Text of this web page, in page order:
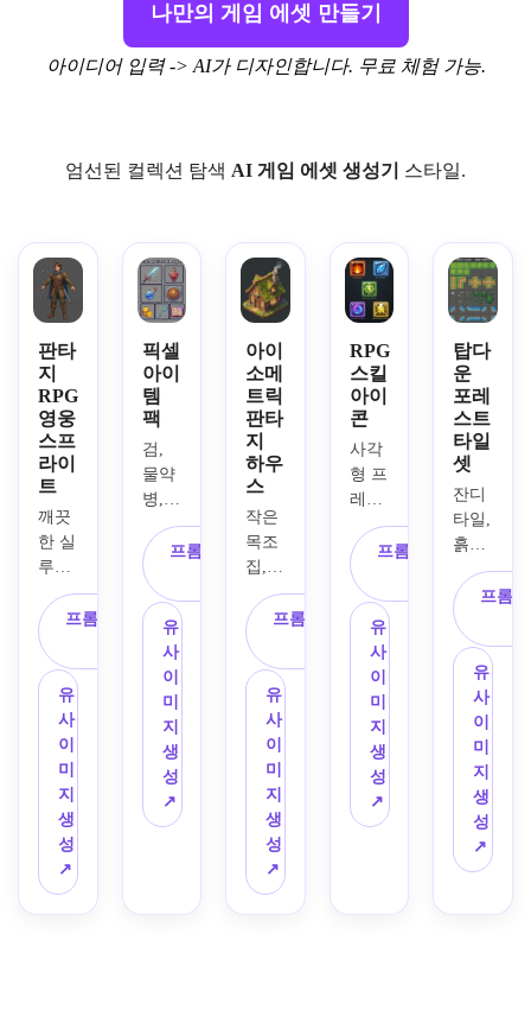
나만의 게임 에셋 만들기
아이디어 입력 -> AI가 디자인합니다. 무료 체험 가능.
엄선된 컬렉션 탐색 AI 게임 에셋 생성기 스타일.
판타
지
RPG
영웅
스프
라이
트
깨끗
한 실
루엣,
가죽
갑옷,
짧은
파란
망토,
옆에
있는
철검,
부드
러운
셀 음
읽기
쉬운
프롬프트 복
유
사
이
미
지
생
성
↗
픽셀
아이
템
팩
검,
물약
병,
방패,
금화,
보물
열쇠,
마법
두루
마리
가 고
르게
배치
된 레
트로
픽셀
프롬프트 복
유
사
이
미
지
생
성
↗
아이
소메
트릭
판타
지
하우
스
작은
목조
집,
이끼
지붕,
돌 굴
뚝,
꽃 상
따뜻
한 창
문 불
빛,
스타
일리
시한
나무
프롬프트 복
유
사
이
미
지
생
성
↗
RPG
스킬
아이
콘
사각
형 프
레임
에 화
염 폭
발,
얼음
파편,
치유
마법
보호
막,
번개
공격
을 포
프롬프트 복
유
사
이
미
지
생
성
↗
탑다
운
포레
스트
타일
셋
잔디
타일,
흙길
변형,
바위,
관목,
소나
무,
연못
가장
자리
가 포
함된
탑다
2D
일셋
프롬
유
사
이
미
지
생
성
↗